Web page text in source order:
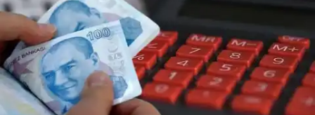
Bilecik
Bingöl
Bitlis
Bolu